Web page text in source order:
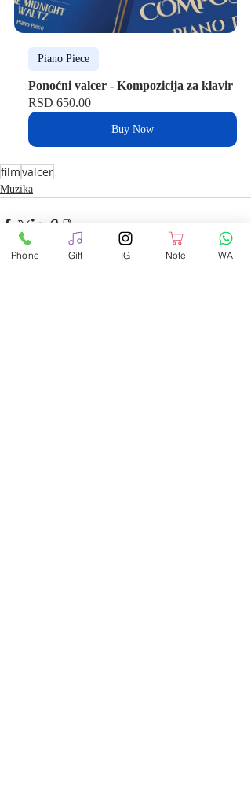
Piano Piece
Ponoćni valcer - Kompozicija za klavir
RSD 650.00
Buy Now
filmvalcer
Muzika
Phone Gift IG Note WA